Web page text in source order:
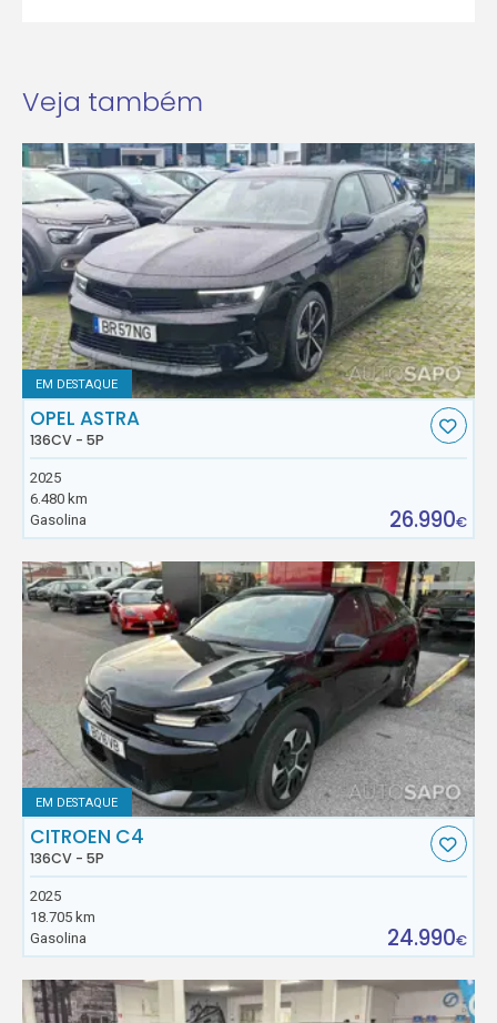
Veja também
EM DESTAQUE
OPEL ASTRA
136CV - 5P
2025
6.480 km
Gasolina
26.990€
EM DESTAQUE
CITROEN C4
136CV - 5P
2025
18.705 km
Gasolina
24.990€